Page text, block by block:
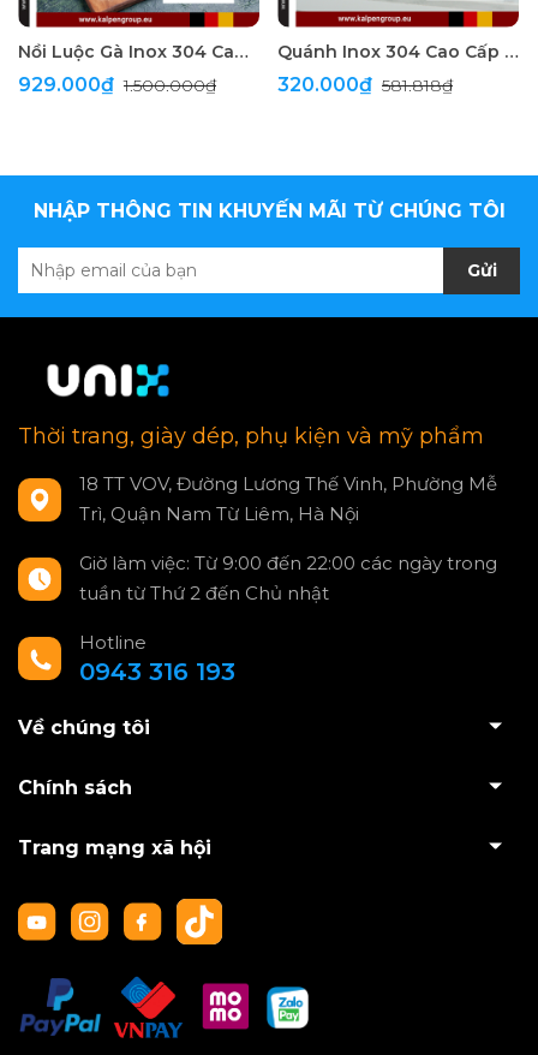
Nồi Luộc Gà Inox 304 Cao Cấp 5 Đáy Kalpen
929.000₫1.500.000₫
Quánh Inox 304 Cao Cấp Kalpen Gliter
320.000₫ 581.818₫
NHẬP THÔNG TIN KHUYẾN MÃI TỪ CHÚNG TÔI
Gửi
Thời trang, giày dép, phụ kiện và mỹ phẩm
18 TT VOV, Đường Lương Thế Vinh, Phường Mễ
Trì, Quận Nam Từ Liêm, Hà Nội
Giờ làm việc: Từ 9:00 đến 22:00 các ngày trong
tuần từ Thứ 2 đến Chủ nhật
Hotline
0943 316 193
Về chúng tôi
Chính sách
Trang mạng xã hội